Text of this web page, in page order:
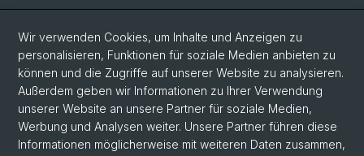
Quick Links
Kontakt
Wichtige Links & Fotogalerie
Wir verwenden Cookies, um Inhalte und Anzeigen zu
personalisieren, Funktionen für soziale Medien anbieten zu
können und die Zugriffe auf unserer Website zu analysieren.
Außerdem geben wir Informationen zu Ihrer Verwendung
unserer Website an unsere Partner für soziale Medien,
Werbung und Analysen weiter. Unsere Partner führen diese
Informationen möglicherweise mit weiteren Daten zusammen,